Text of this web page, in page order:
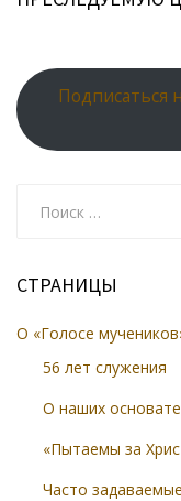
Подписаться
СТРАНИЦЫ
О «Голосе
56 лет служения
О наших
«Пытаемы за
Часто